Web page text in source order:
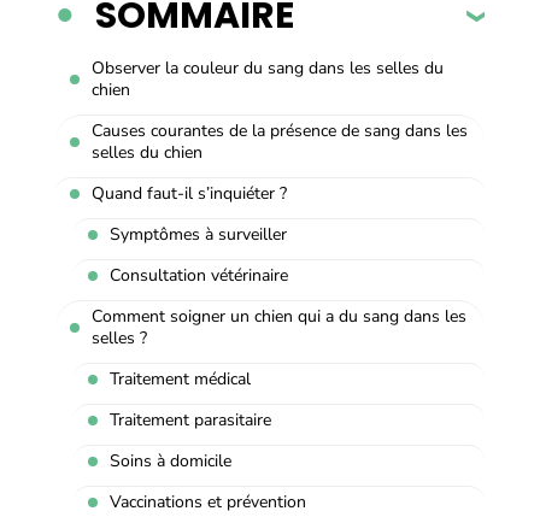
SOMMAIRE
Observer la couleur du sang dans les selles du
chien
Causes courantes de la présence de sang dans les
selles du chien
Quand faut-il s’inquiéter ?
Symptômes à surveiller
Consultation vétérinaire
Comment soigner un chien qui a du sang dans les
selles ?
Traitement médical
Traitement parasitaire
Soins à domicile
Vaccinations et prévention